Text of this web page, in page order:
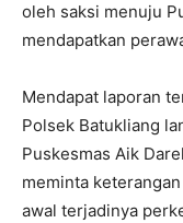
oleh saksi menuju
mendapatkan
Mendapat laporan
Polsek Batukliang
Puskesmas Aik
meminta
awal terjadinya